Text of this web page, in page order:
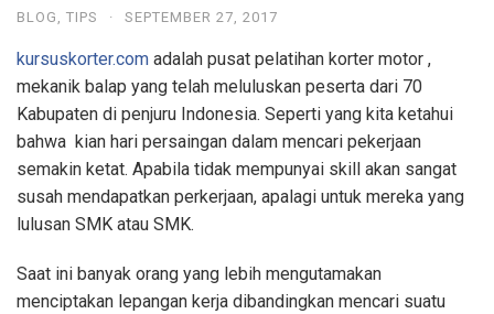
BLOG , TIPS · SEPTEMBER 27, 2017
kursuskorter.com adalah pusat pelatihan korter motor ,
mekanik balap yang telah meluluskan peserta dari 70
Kabupaten di penjuru Indonesia. Seperti yang kita ketahui
bahwa kian hari persaingan dalam mencari pekerjaan
semakin ketat. Apabila tidak mempunyai skill akan sangat
susah mendapatkan perkerjaan, apalagi untuk mereka yang
lulusan SMK atau SMK.
Saat ini banyak orang yang lebih mengutamakan
menciptakan lepangan kerja dibandingkan mencari suatu